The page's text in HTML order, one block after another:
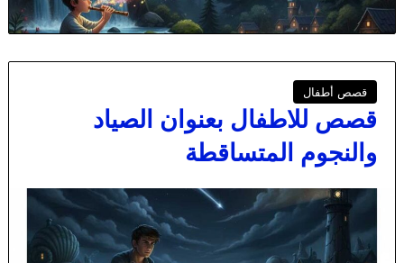
قصص أطفال
قصص للاطفال بعنوان الصياد
والنجوم المتساقطة